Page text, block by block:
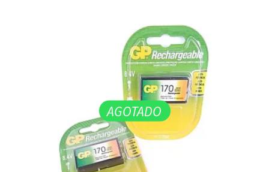
AGOTADO